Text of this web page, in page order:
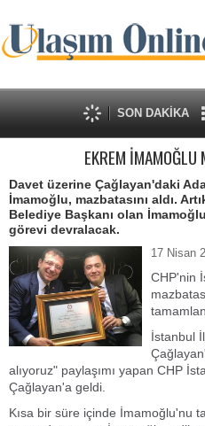
SON DAKİKA
EKREM
Davet üzerine Çağlayan'daki
İmamoğlu, mazbatasını aldı.
Belediye Başkanı olan
görevi devralacak.
17 Nisan
CHP'nin
İstanbul
alıyoruz" paylaşımı yapan CHP
Çağlayan'a geldi.
Kısa bir süre içinde İmamoğlu'nu